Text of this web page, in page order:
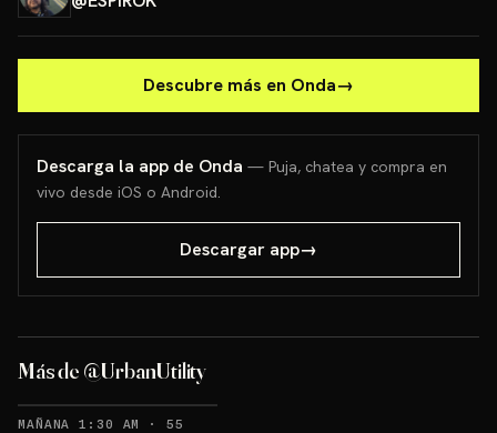
Descubre más en Onda→
Descarga la app de Onda — Puja, chatea y compra en
vivo desde iOS o Android.
Descargar app→
Más de @UrbanUtility
MAÑANA 1:30 AM · 55